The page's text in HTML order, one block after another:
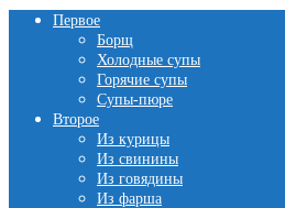
Первое
Борщ
Холодные супы
Горячие супы
Супы-пюре
Второе
Из курицы
Из свинины
Из говядины
Из фарша